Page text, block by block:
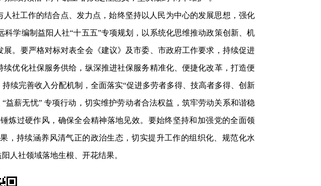
工作的结合点、发力点，始终坚持以人民为中心的发展思想，强化
学编制益阳人社“十五五”专项规划，以系统化思维推动政策创新、机
。要严格对标对表全会《建议》及市委、市政府工作要求，持续促进
优化社保服务供给，纵深推进社保服务精准化、便捷化改革，打造便
续完善收入分配机制，全面落实“促进多劳者多得、技高者多得、创新
薪无忧” 专项行动，切实维护劳动者合法权益，筑牢劳动关系和谐稳
炼过硬作风，确保全会精神落地见效。要始终坚持和加强党的全面领
，持续涵养风清气正的政治生态，切实提升工作的组织化、规范化水
人社领域落地生根、开花结果。